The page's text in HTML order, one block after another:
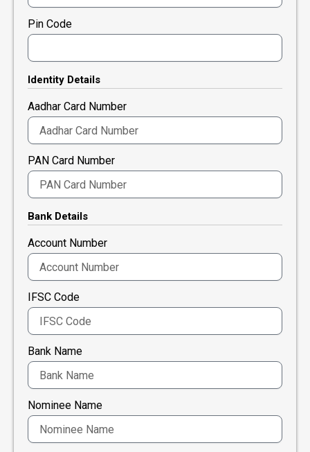
Pin Code
Identity Details
Aadhar Card Number
PAN Card Number
Bank Details
Account Number
IFSC Code
Bank Name
Nominee Name